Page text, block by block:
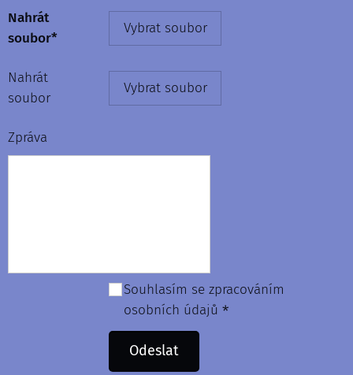
Nahrát
soubor*
Vybrat soubor
Nahrát
soubor
Vybrat soubor
Zpráva
Souhlasím se zpracováním
osobních údajů
Odeslat